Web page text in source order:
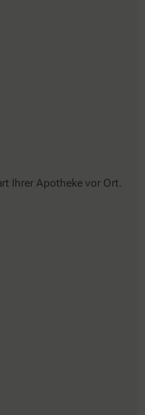
Ihrer Apotheke vor Ort.